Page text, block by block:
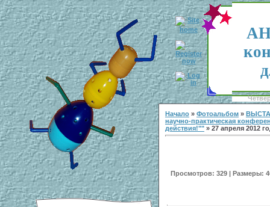
Начало » Фотоальбом »
научно-практическая
действия!"" » 27 апреля 2012
Просмотров: 329 | Размеры: